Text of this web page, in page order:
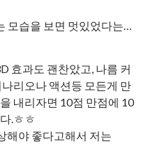
모습을 보면 멋있었다는…
효과도 괜찬았고, 나름 커
리오나 액션등 모든게 만
내리자면 10점 만점에 10
.ㅎㅎ
해야 좋다고해서 저는